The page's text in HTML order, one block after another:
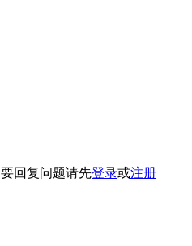
要回复问题请先登录或注册